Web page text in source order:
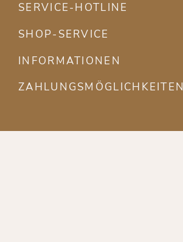
SERVICE-HOTLINE
SHOP-SERVICE
INFORMATIONEN
ZAHLUNGSMÖGLICHKEITEN